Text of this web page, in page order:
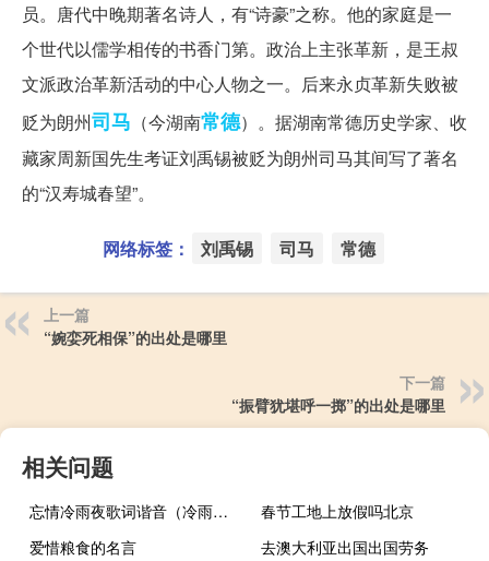
员。唐代中晚期著名诗人，有“诗豪”之称。他的家庭是一
个世代以儒学相传的书香门第。政治上主张革新，是王叔
文派政治革新活动的中心人物之一。后来永贞革新失败被
贬为朗州司马 （今湖南常德）。据湖南常德历史学家、收
藏家周新国先生考证刘禹锡被贬为朗州司马其间写了著名
的“汉寿城春望”。
网络标签： 刘禹锡 司马 常德
上一篇
“婉娈死相保”的出处是哪里
下一篇
“振臂犹堪呼一掷”的出处是哪里
相关问题
忘情冷雨夜歌词谐音（冷雨夜歌词谐音）
春节工地上放假吗北京
爱惜粮食的名言
去澳大利亚出国出国劳务